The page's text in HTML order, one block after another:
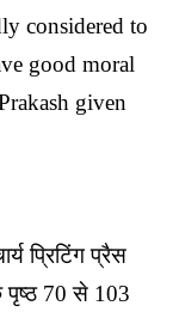
considered to
good moral
given
प्रिटिंग प्रैस
पृष्ठ 70 से 103